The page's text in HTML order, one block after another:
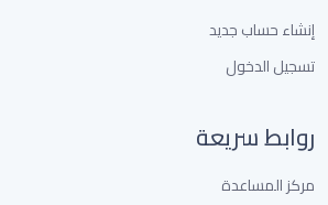
إنشاء حساب جديد
تسجيل الدخول
روابط سريعة
مركز المساعدة